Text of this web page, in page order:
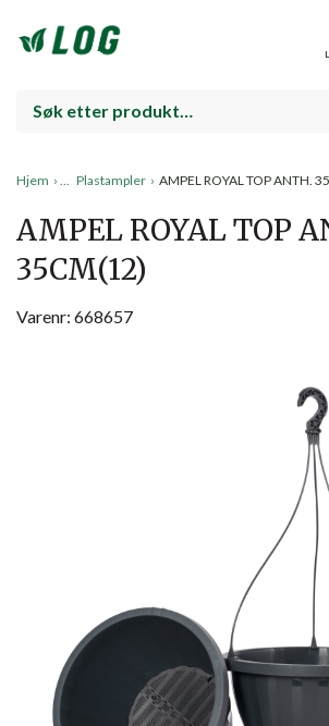
Hjem › Plastampler › AMPEL ROYAL TOP ANTH.
AMPEL ROYAL TOP
35CM(12)
Varenr: 668657